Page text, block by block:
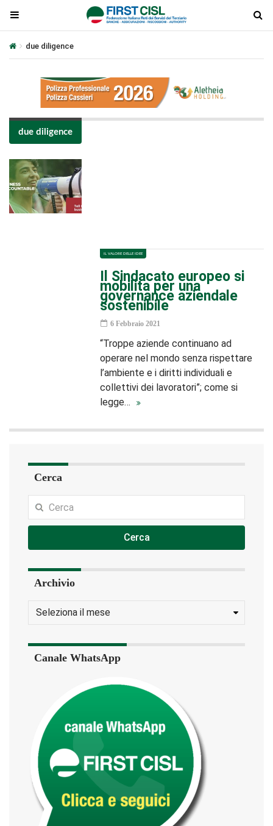
due diligence
due diligence
IL VALORE DELLE IDEE
Il Sindacato europeo si
mobilita per una
governance aziendale
sostenibile
6 Febbraio 2021
“Troppe aziende continuano ad
operare nel mondo senza rispettare
l’ambiente e i diritti individuali e
collettivi dei lavoratori”; come si
legge…
Cerca
Cerca
Archivio
Canale WhatsApp